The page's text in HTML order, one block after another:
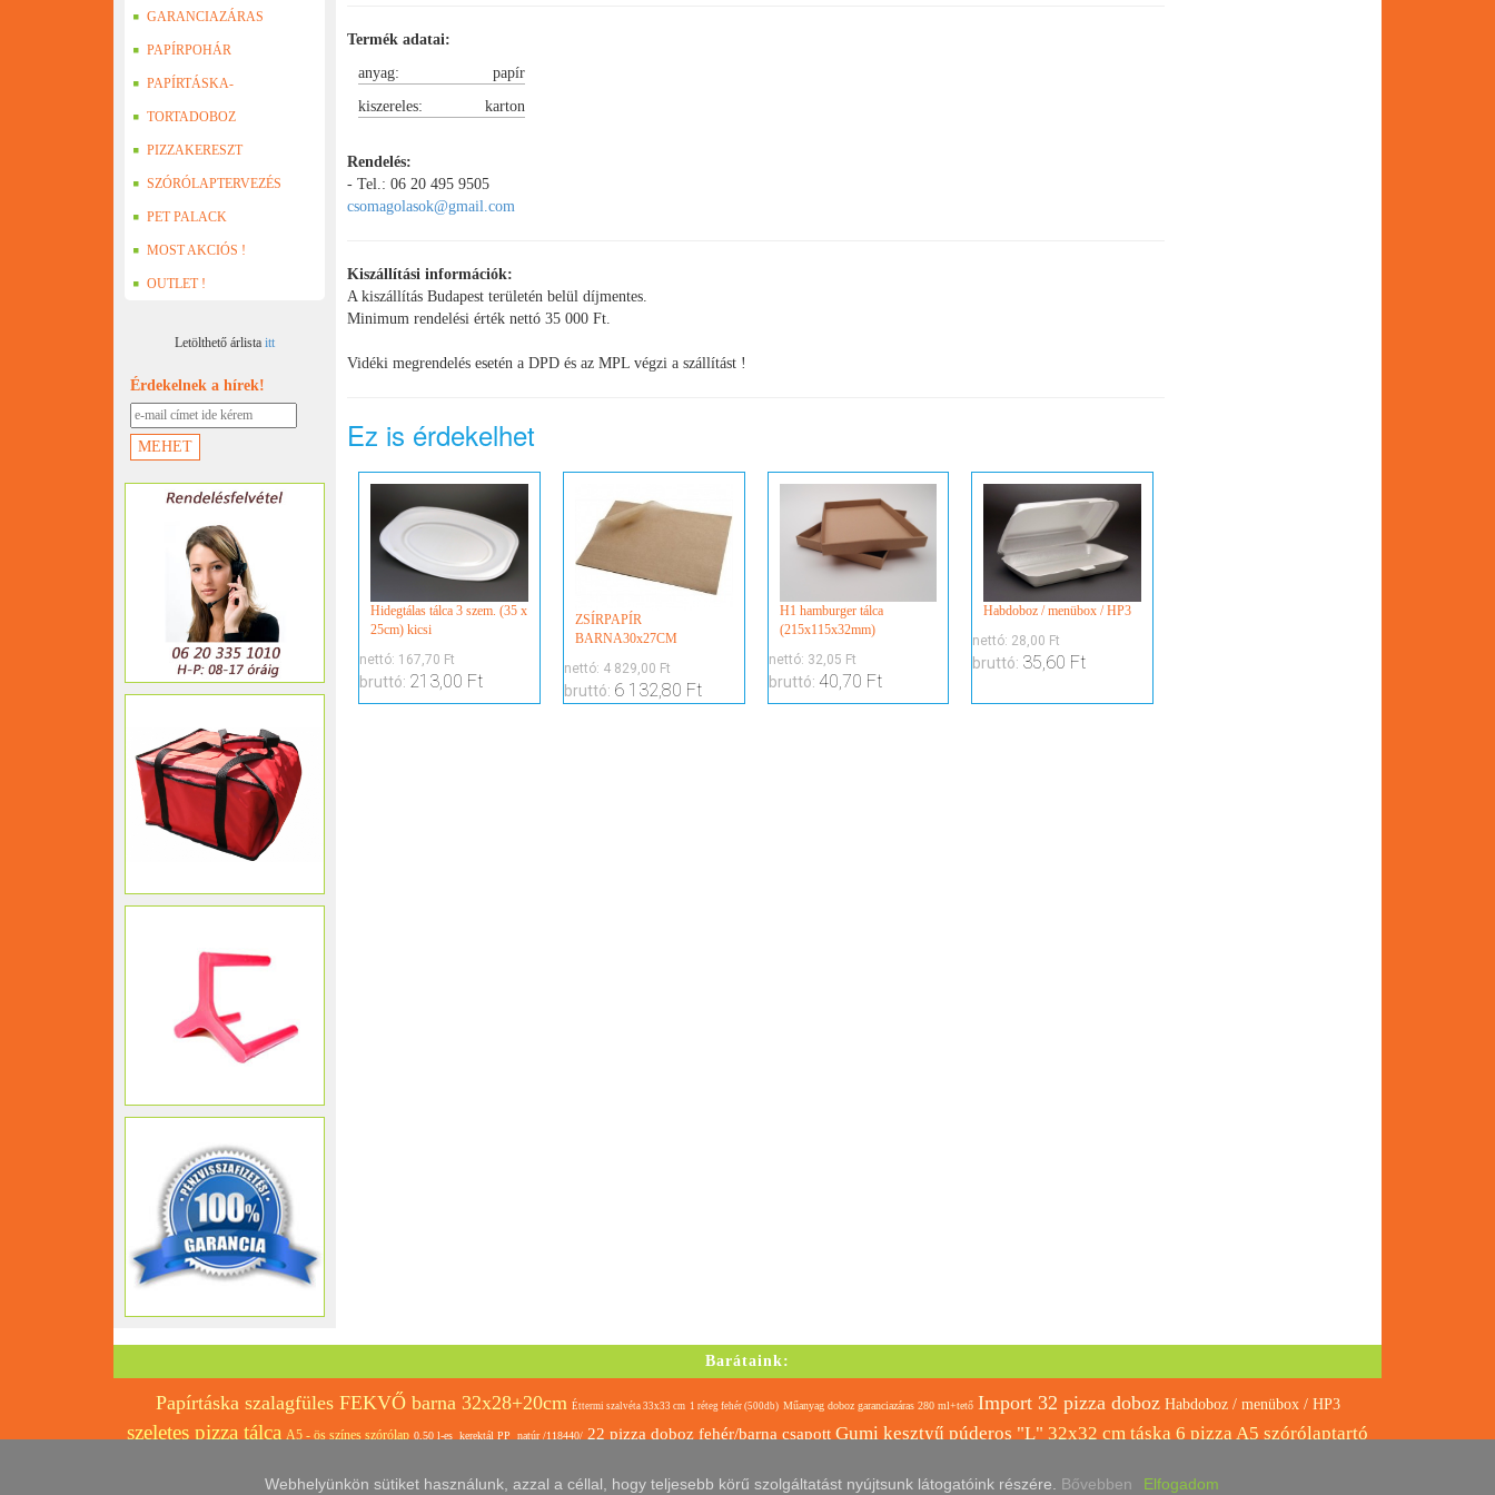
GARANCIAZÁRAS
DOBOZOK
PAPÍRPOHÁR
PAPÍRTÁSKA-
PAPÍRZACSKÓ
TORTADOBOZ
PIZZAKERESZT
SZÓRÓLAPTERVEZÉS
PET PALACK
MOST AKCIÓS !
OUTLET !
Letölthető árlista itt
Érdekelnek a hírek!
Termék adatai:
anyag:
papír
kiszereles:
karton
Rendelés:
- Tel.: 06 20 495 9505
csomagolasok@gmail.com
Kiszállítási információk:
A kiszállítás Budapest területén belül díjmentes.
Minimum rendelési érték nettó 35 000 Ft.
Vidéki megrendelés esetén a DPD és az MPL végzi a szállítást !
Ez is érdekelhet
Hidegtálas tálca 3 szem. (35 x
25cm) kicsi
nettó: 167,70 Ft
bruttó: 213,00 Ft
ZSÍRPAPÍR
BARNA30x27CM
nettó: 4 829,00 Ft
bruttó: 6 132,80 Ft
H1 hamburger tálca
(215x115x32mm)
nettó: 32,05 Ft
bruttó: 40,70 Ft
Habdoboz / menübox / HP3
nettó: 28,00 Ft
bruttó: 35,60 Ft
Barátaink:
Papírtáska szalagfüles FEKVŐ barna 32x28+20cm Éttermi szalvéta 33x33 cm 1 réteg fehér (500db) Műanyag doboz garanciazáras 280 ml+tető Import 32 pizza doboz Habdoboz / menübox / HP3
szeletes pizza tálca A5 - ös színes szórólap 0,50 l-es kerektál PP natúr /118440/ 22 pizza doboz fehér/barna csapott Gumi kesztyű púderos "L" 32x32 cm táska 6 pizza A5 szórólaptartó
Papírtáska szalagfülesf ehér 26x25+17cm PU szögletes TETŐ (190), víztiszta (natúr) Import 33 pizza doboz Variatál 270 ml-es fehér PETPALACK 250ml o38 (333db) CSAK SZEMÉLYES ÁTVÉTEL
Webhelyünkön sütiket használunk, azzal a céllal, hogy teljesebb körű szolgáltatást nyújtsunk látogatóink részére. Bővebben Elfogadom